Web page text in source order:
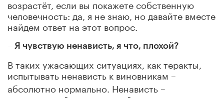
возрастёт, если вы покажете собственную
человечность: да, я не знаю, но давайте вместе
найдем ответ на этот вопрос.
– Я чувствую ненависть, я что, плохой?
В таких ужасающих ситуациях, как теракты,
испытывать ненависть к виновникам –
абсолютно нормально. Ненависть –